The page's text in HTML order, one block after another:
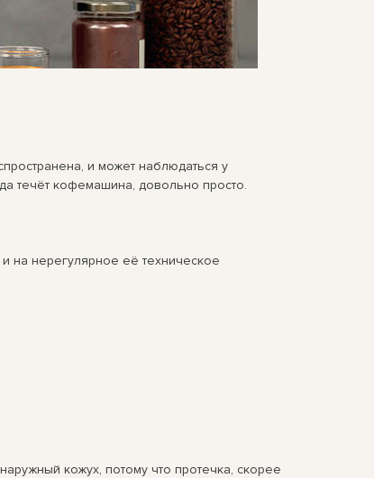
и может наблюдаться у
течёт кофемашина, довольно просто.
на нерегулярное её техническое
кожух, потому что протечка, скорее